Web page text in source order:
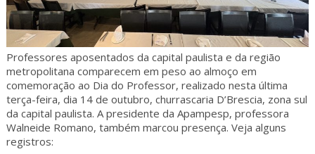
Professores aposentados da capital paulista e da região
metropolitana comparecem em peso ao almoço em
comemoração ao Dia do Professor, realizado nesta última
terça-feira, dia 14 de outubro, churrascaria D’Brescia, zona sul
da capital paulista. A presidente da Apampesp, professora
Walneide Romano, também marcou presença. Veja alguns
registros: